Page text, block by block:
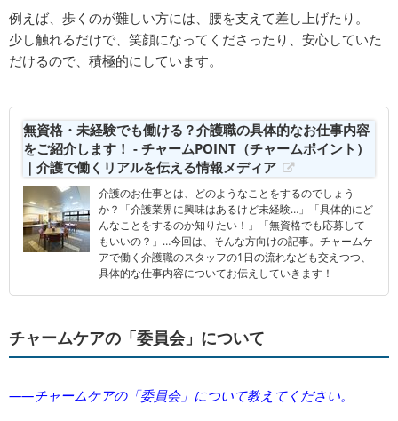
例えば、歩くのが難しい方には、腰を支えて差し上げたり。
少し触れるだけで、笑顔になってくださったり、安心していた
だけるので、積極的にしています。
無資格・未経験でも働ける？介護職の具体的なお仕事内容
をご紹介します！ - チャームPOINT（チャームポイント）
｜介護で働くリアルを伝える情報メディア
介護のお仕事とは、どのようなことをするのでしょう
か？「介護業界に興味はあるけど未経験…」「具体的にど
んなことをするのか知りたい！」「無資格でも応募して
もいいの？」…今回は、そんな方向けの記事。チャームケ
アで働く介護職のスタッフの1日の流れなども交えつつ、
具体的な仕事内容についてお伝えしていきます！
チャームケアの「委員会」について
――チャームケアの「委員会」について教えてください。